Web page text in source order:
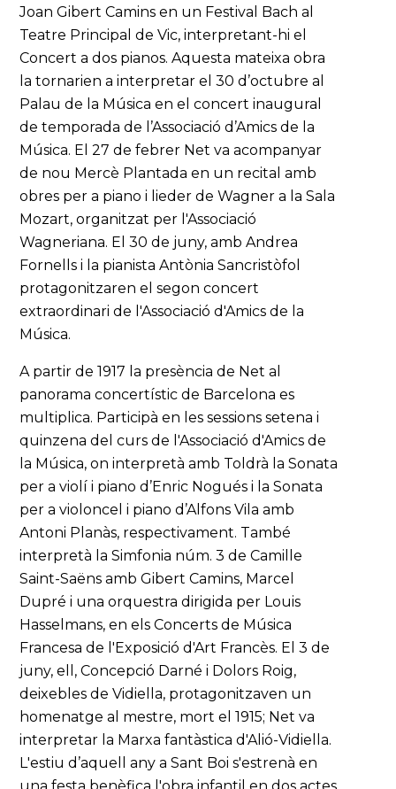
Joan Gibert Camins en un Festival Bach al
Teatre Principal de Vic, interpretant-hi el
Concert a dos pianos. Aquesta mateixa obra
la tornarien a interpretar el 30 d’octubre al
Palau de la Música en el concert inaugural
de temporada de l’Associació d’Amics de la
Música. El 27 de febrer Net va acompanyar
de nou Mercè Plantada en un recital amb
obres per a piano i lieder de Wagner a la Sala
Mozart, organitzat per l'Associació
Wagneriana. El 30 de juny, amb Andrea
Fornells i la pianista Antònia Sancristòfol
protagonitzaren el segon concert
extraordinari de l'Associació d'Amics de la
Música.
A partir de 1917 la presència de Net al
panorama concertístic de Barcelona es
multiplica. Participà en les sessions setena i
quinzena del curs de l'Associació d'Amics de
la Música, on interpretà amb Toldrà la Sonata
per a violí i piano d’Enric Nogués i la Sonata
per a violoncel i piano d’Alfons Vila amb
Antoni Planàs, respectivament. També
interpretà la Simfonia núm. 3 de Camille
Saint-Saëns amb Gibert Camins, Marcel
Dupré i una orquestra dirigida per Louis
Hasselmans, en els Concerts de Música
Francesa de l'Exposició d'Art Francès. El 3 de
juny, ell, Concepció Darné i Dolors Roig,
deixebles de Vidiella, protagonitzaven un
homenatge al mestre, mort el 1915; Net va
interpretar la Marxa fantàstica d'Alió-Vidiella.
L'estiu d’aquell any a Sant Boi s'estrenà en